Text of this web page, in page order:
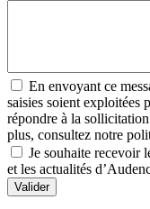
En envoyant ce
saisies soient exploitées
répondre à la
plus, consultez notre
Je souhaite recevoir
et les actualités
Valider